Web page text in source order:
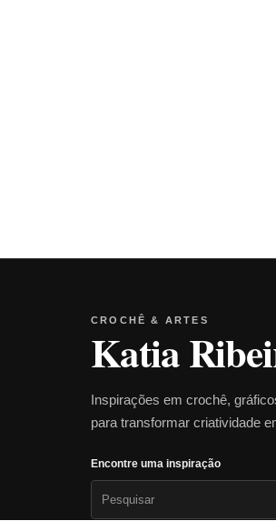
CROCHÊ & ARTES
Katia
Inspirações em crochê,
para transformar criatividade
Encontre uma inspiração